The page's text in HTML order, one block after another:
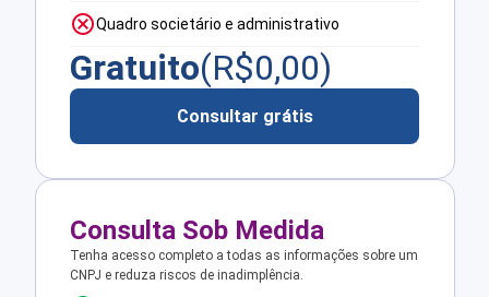
Quadro societário e administrativo
Gratuito(R$0,00)
Consultar grátis
Consulta Sob Medida
Tenha acesso completo a todas as informações sobre um
CNPJ e reduza riscos de inadimplência.